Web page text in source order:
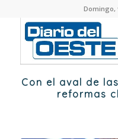
Domingo,
Con el aval de
reformas